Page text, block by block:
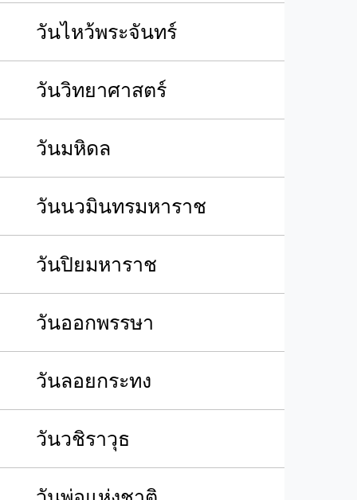
วันไหว้พระจันทร์​
วันวิทยาศาสตร์
วันมหิดล
วันนวมินทรมหาราช
วันปิยมหาราช
วันออกพรรษา
วันลอยกระทง
วันวชิราวุธ